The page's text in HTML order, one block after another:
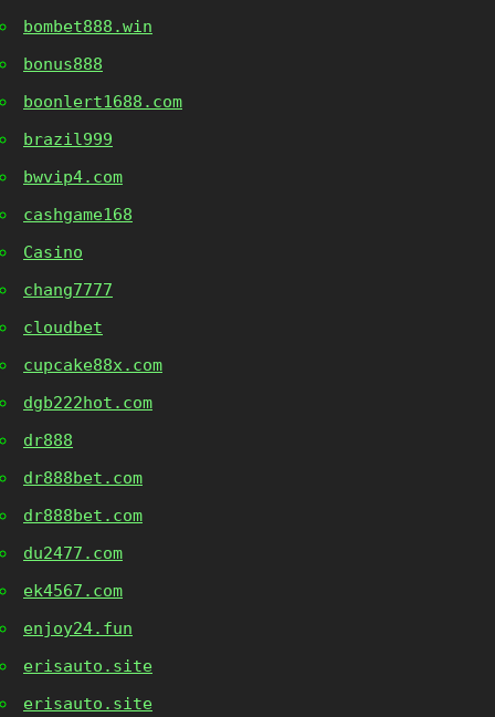
bombet888.win
bonus888
boonlert1688.com
brazil999
bwvip4.com
cashgame168
Casino
chang7777
cloudbet
cupcake88x.com
dgb222hot.com
dr888
dr888bet.com
dr888bet.com
du2477.com
ek4567.com
enjoy24.fun
erisauto.site
erisauto.site